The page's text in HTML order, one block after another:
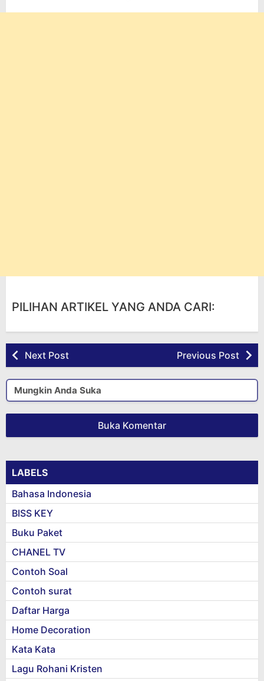
PILIHAN ARTIKEL YANG ANDA CARI:
Next Post Previous Post
Mungkin Anda Suka
Buka Komentar
LABELS
Bahasa Indonesia
BISS KEY
Buku Paket
CHANEL TV
Contoh Soal
Contoh surat
Daftar Harga
Home Decoration
Kata Kata
Lagu Rohani Kristen